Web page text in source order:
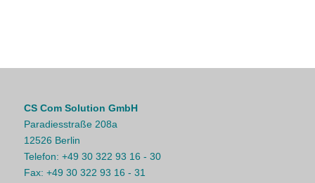
CS Com Solution GmbH
Paradiesstraße 208a
12526 Berlin
Telefon: +49 30 322 93 16 - 30
Fax: +49 30 322 93 16 - 31